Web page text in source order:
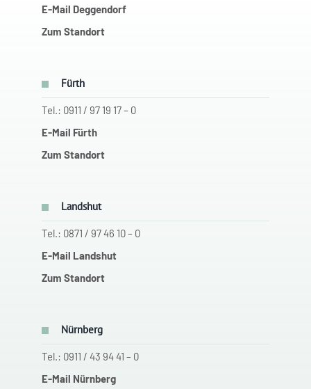
E-Mail Deggendorf
Zum Standort
Fürth
Tel.: 0911 / 97 19 17 – 0
E-Mail Fürth
Zum Standort
Landshut
Tel.: 0871 / 97 46 10 – 0
E-Mail Landshut
Zum Standort
Nürnberg
Tel.: 0911 / 43 94 41 – 0
E-Mail Nürnberg